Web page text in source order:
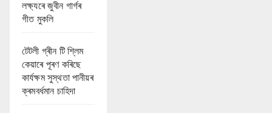
লক্ষ্যৰে জুবীন গাৰ্গৰ
গীত মুকলি
টেটলী গ্ৰীন টি শ্লিম
কেয়াৰে পূৰণ কৰিছে
কাৰ্যক্ষম সুস্থতা পানীয়ৰ
ক্ৰমবৰ্ধমান চাহিদা